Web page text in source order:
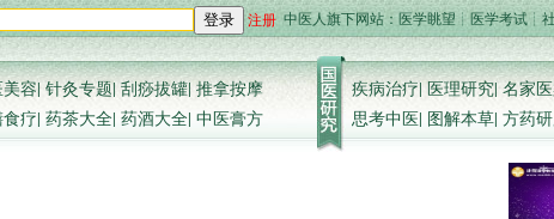
登录 注册 中医人旗下网站： 医学眺望┊医学考试 ┊
容|针灸专题|刮痧拔罐|推拿按摩
疗| 药茶大全| 药酒大全| 中医膏方
疾病治疗|医理研究|名家
思考中医| 图解本草| 方药